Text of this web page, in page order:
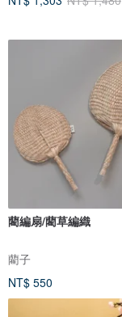
藺編扇/藺草編織
藺子
NT$ 550